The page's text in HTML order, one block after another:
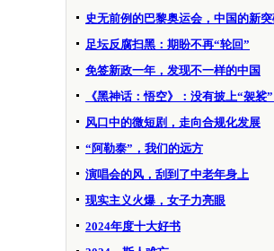
史无前例的巴黎奥运会，中国的新
足坛反腐扫黑：期盼不再“轮回”
免签新政一年，发现不一样的中国
《黑神话：悟空》：没有披上“袈裟
风口中的微短剧，走向合规化发展
“阿勒泰”，我们的远方
演唱会的风，刮到了中老年身上
现实主义火爆，女子力亮眼
2024年度十大好书